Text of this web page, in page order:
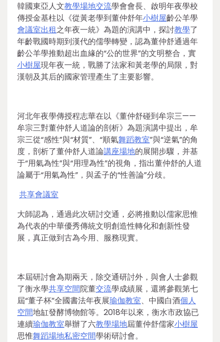
韓國東亞人文教學場地交流學會會長、啟明年夜學校
傳授金基柱以《從黃老學到董仲舒年小樹屋齡公羊學
會議室出租之年夜一統》為題的演講中，探討教學了
年齡戰國時期到漢代的儒學轉變，認為董仲舒通過年
齡公羊學推動超出血緣的“公的世界”的文明整合，實
小樹屋現年夜一統，戰勝了法家和黃老學的局限，對
漢朝及其后的國家管理產生了主要影響。
河北年夜學傳授程志華在以《董仲舒碰到牟宗三——
牟宗三對董仲舒人道論的剖析》為題演講中提出，牟
宗三從“感性”與“材質”、“順氣舞蹈教室”與“逆氣”的角
度，剖析了董仲舒人道論講座場地的展開步驟，并基
于“用氣為性”與“用理為性”的視角，指出董仲舒的人道
論屬于“用氣為性”，與孟子的“性善論”分歧。
共享會議室
大師認為，通過此次研討交通，必將推動以儒家思惟
為代表的中華優秀傳統文明創造性轉化和創新性發
展，真正做到古為今用、服務現實。
本屆研討會為期兩天，除交通研討外，與會人士參觀
了衡水學共享空間院董交流學成績展，還將參觀第七
屆“董子杯”全國書法年夜展瑜伽教室、中國白酒個人
空間地缸發酵博物館等。2018年以來，衡水市政協已
連續瑜伽教室舉辦了六教學場地屆董仲舒儒家小樹屋
思惟舞蹈場地私密空間學術研討會。